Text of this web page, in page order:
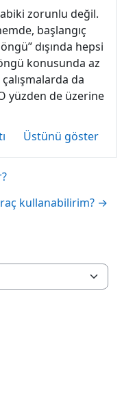
zorunlu değil.
başlangıç
dışında hepsi
konusunda az
çalışmalarda da
yüzden de üzerine
Üstünü göster
kullanabilirim? →